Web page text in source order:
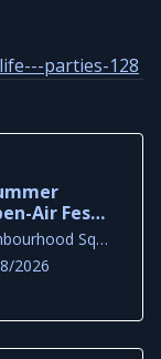
parties-128
Air Fest
Anthoupolis Neighbourhood Square, Nicosia
2026